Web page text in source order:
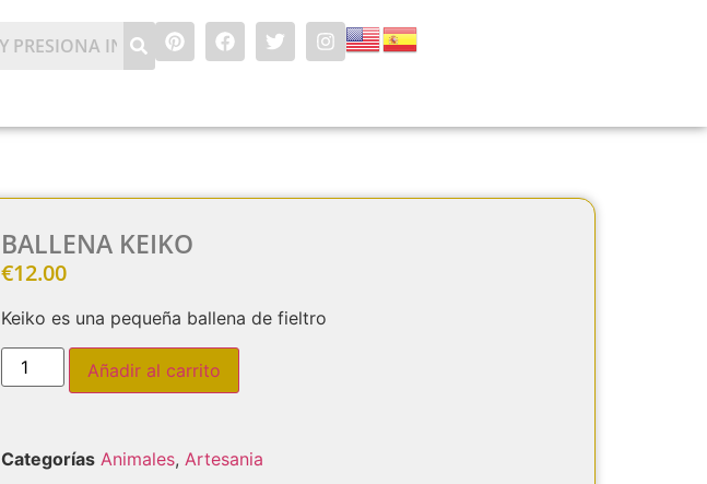
BALLENA KEIKO
€12.00
Keiko es una pequeña ballena de fieltro
Añadir al carrito
Categorías Animales, Artesania